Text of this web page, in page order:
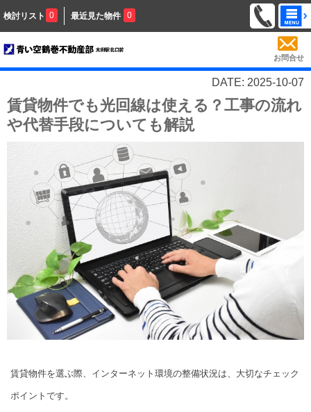
検討リスト 0 最近見た物件 0
お問合せ
DATE: 2025-10-07
賃貸物件でも光回線は使える？工事の流れ
や代替手段についても解説
賃貸物件を選ぶ際、インターネット環境の整備状況は、大切なチェック
ポイントです。